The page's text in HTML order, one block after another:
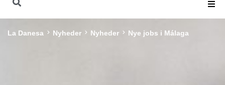
La Danesa Nyheder Nyheder Nye jobs i Málaga